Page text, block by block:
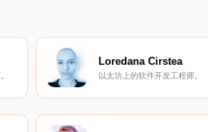
Loredana Cirstea
以太坊上的软件开发工程师。